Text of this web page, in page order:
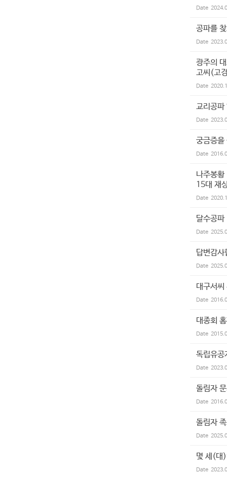
Date
공파를
Date
광주의
고씨(고
Date
교리공파
Date
궁금증
Date
나주봉
15대 재
Date
달수공파
Date
답변감
Date
대구서씨
Date
대종회
Date
독립유공
Date
돌림자
Date
돌림자
Date
몇 세(대
Date